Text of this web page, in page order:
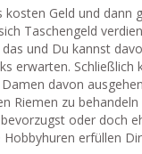
kosten Geld und dann
Taschengeld
und Du kannst
erwarten. Schließlich
davon
Riemen zu
oder doch
erfüllen